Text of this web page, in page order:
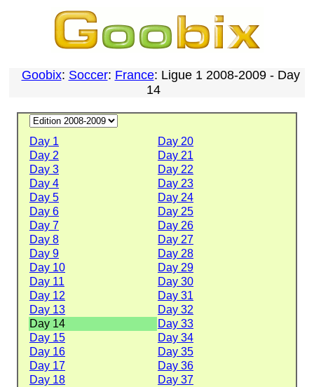
Goobix: Soccer: France: Ligue 1 2008-2009 - Day
14
Day 1
Day 20
Day 2
Day 21
Day 3
Day 22
Day 4
Day 23
Day 5
Day 24
Day 6
Day 25
Day 7
Day 26
Day 8
Day 27
Day 9
Day 28
Day 10
Day 29
Day 11
Day 30
Day 12
Day 31
Day 13
Day 32
Day 14
Day 33
Day 15
Day 34
Day 16
Day 35
Day 17
Day 36
Day 18
Day 37